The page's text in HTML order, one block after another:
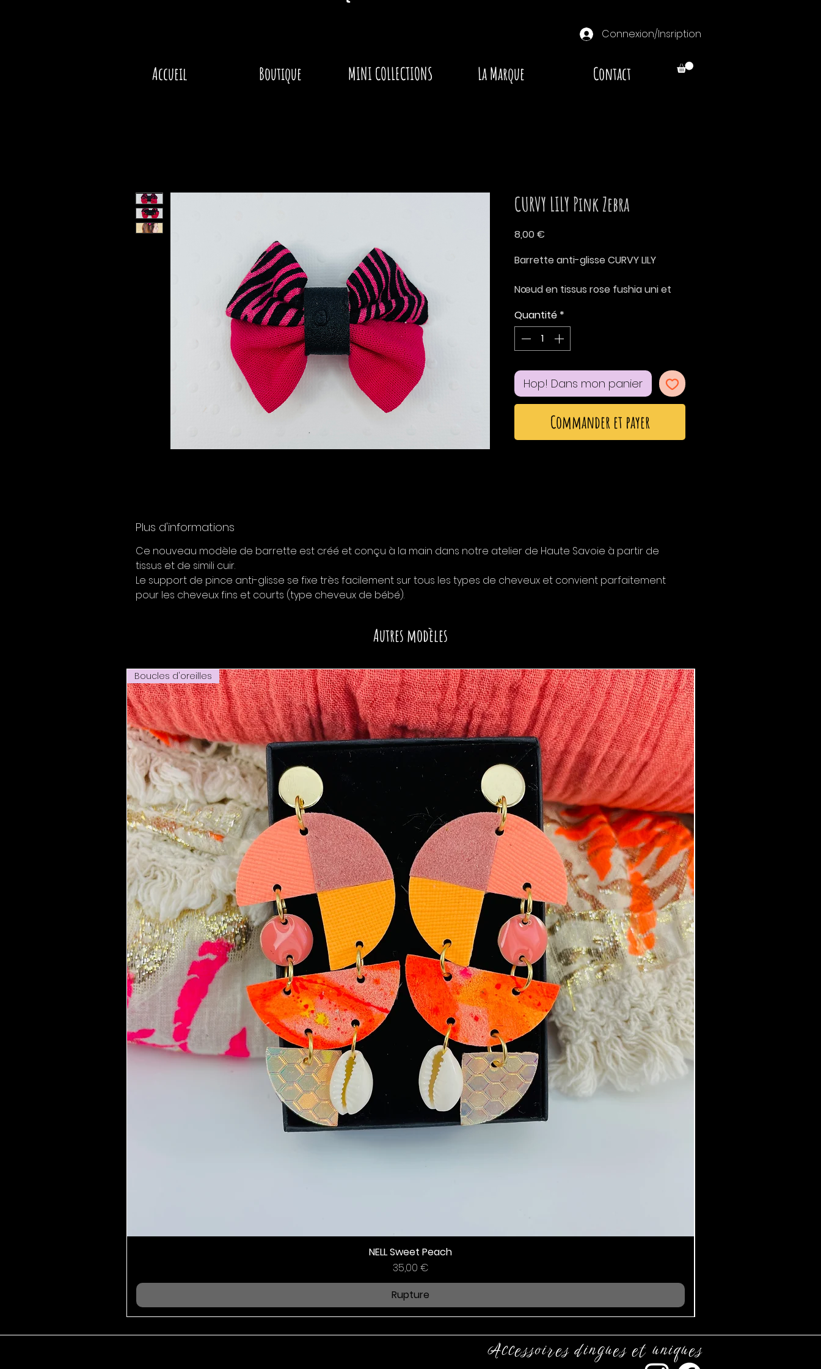
Connexion/Insription
Accueil Boutique MINI COLLECTIONS La Marque Contact
CURVY LILY Pink Zebra
8,00 €
Barrette anti-glisse CURVY LILY
Nœud en tissus rose fushia uni et
Taille du nœud: 5,5*5 cm
Support pince anti-glisse: 3 cm
Quantité *
Hop! Dans mon panier
Commander et payer
Plus d'informations
Ce nouveau modèle de barrette est créé et conçu à la main dans notre atelier de Haute Savoie à partir de
tissus et de simili cuir.
Le support de pince anti-glisse se fixe très facilement sur tous les types de cheveux et convient parfaitement
pour les cheveux fins et courts (type cheveux de bébé).
Autres modèles
Boucles d'oreilles
NELL Sweet Peach
Prix
35,00 €
Rupture
Accessoires dingues et uniques